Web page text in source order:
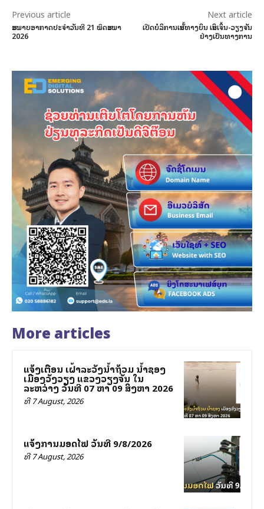
Previous article
ສະພາບອາກາດປະຈໍາວັນທີ 21 ພຶດສະພາ
2026
Next article
ເປີດບໍລິການເສັ້ນທາງບິນ ເສິນເຈິ້ນ-ວຽງຈັນ​
ຢ່າງ​ເປັນ​ທາງ​ການ
More articles
ແຈ້ງເຕືອນ ເຝົ້າລະວັງນ້ຳຖ້ວມ ນ້ຳຊອງ
ເມືອງວັງວຽງ ແຂວງວຽງຈັນ ໃນ
ລະຫວ່າງ ວັນທີ 07 ຫາ 09 ສິງຫາ 2026
ທີ 7 August, 2026
ແຈ້ງການມອດໄຟ ວັນທີ 9/8/2026
ທີ 7 August, 2026